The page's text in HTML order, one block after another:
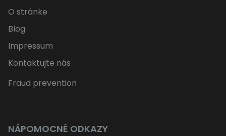
O stránke
Blog
Impressum
Kontaktujte nás
Fraud prevention
NÁPOMOCNÉ ODKAZY